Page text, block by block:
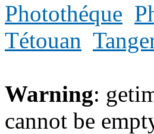
Photothéque
Tétouan
Warning:
cannot be